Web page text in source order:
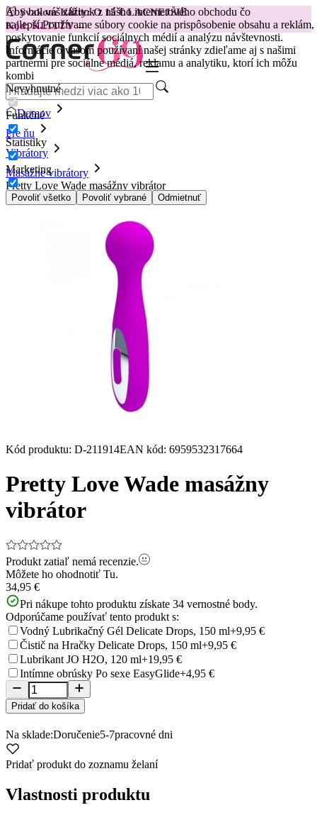
Aby bol váš zážitok z nášho internetového obchodu čo
najlepší.Používame súbory cookie na prispôsobenie obsahu a reklám,
poskytovanie funkcií sociálnych médií a analýzu návštevnosti.
Informácie o vašom používaní našej stránky zdieľame aj s našimi
partnermi pre sociálne médiá, reklamu a analytiku, ktorí ich môžu
kombi
Nevyhnutné
Funkčné
Štatistiky
Marketing
Povoliť všetko Povoliť vybrané Odmietnuť
😽Svakom Klitty: O 15 € LACNEJŠIE
Kód: KLITTY →
Domov
Pre ňu
Vibrátory
Masážne vibrátory
Pretty Love Wade masážny vibrátor
Kód produktu: D-211914EAN kód: 6959532317664
Pretty Love Wade masážny
vibrátor
Produkt zatiaľ nemá recenzie.
Môžete ho ohodnotiť Tu.
34,95 €
Pri nákupe tohto produktu získate 34 vernostné body.
Odporúčame používať tento produkt s:
Vodný Lubrikačný Gél Delicate Drops, 150 ml+9,95 €
Čistič na Hračky Delicate Drops, 150 ml+9,95 €
Lubrikant JO H2O, 120 ml+19,95 €
Intímne obrúsky Po sexe EasyGlide+4,95 €
Pridať do košíka
Na sklade:Doručenie5-7pracovné dni
Pridať produkt do zoznamu želaní
Vlastnosti produktu